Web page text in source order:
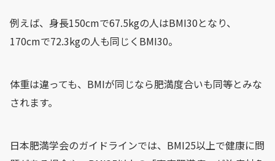
例えば、身長150cmで67.5kgの人はBMI30となり、
170cmで72.3kgの人も同じくBMI30。
体重は違っても、BMIが同じなら肥満度合いも同等とみな
されます。
日本肥満学会のガイドラインでは、BMI25以上で健康に問